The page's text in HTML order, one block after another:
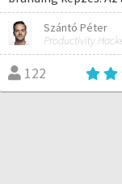
Szántó Péter
Productivity
122